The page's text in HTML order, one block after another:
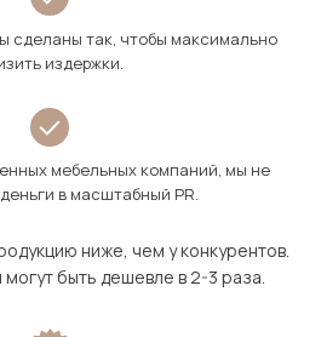
сделаны так, чтобы максимально
издержки.
мебельных компаний, мы не
в масштабный PR.
ниже, чем у конкурентов.
быть дешевле в 2-3 раза.